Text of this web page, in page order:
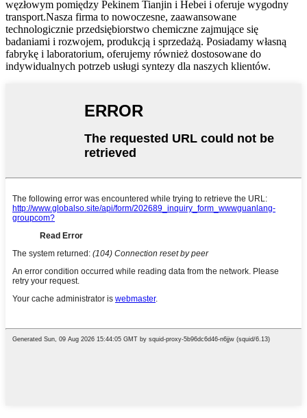
węzłowym pomiędzy Pekinem Tianjin i Hebei i oferuje wygodny
transport.Nasza firma to nowoczesne, zaawansowane
technologicznie przedsiębiorstwo chemiczne zajmujące się
badaniami i rozwojem, produkcją i sprzedażą. Posiadamy własną
fabrykę i laboratorium, oferujemy również dostosowane do
indywidualnych potrzeb usługi syntezy dla naszych klientów.